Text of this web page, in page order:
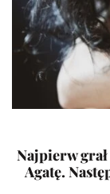
Najpierw
Agatę.